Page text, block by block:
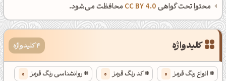
محتوا تحت گواهیCC BY 4.0 محافظت می‌شود.
کلیدواژه 4 کلیدواژه
انواع رنگ قرمز 0 کد رنگ قرمز 0 روانشناسی رنگ قرمز 0